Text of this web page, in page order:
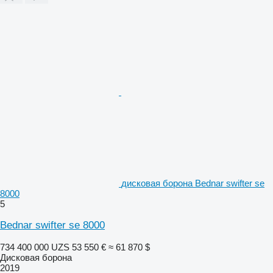
дисковая борона Bednar swifter se
8000
5
Bednar swifter se 8000
734 400 000 UZS 53 550 € ≈ 61 870 $
Дисковая борона
2019